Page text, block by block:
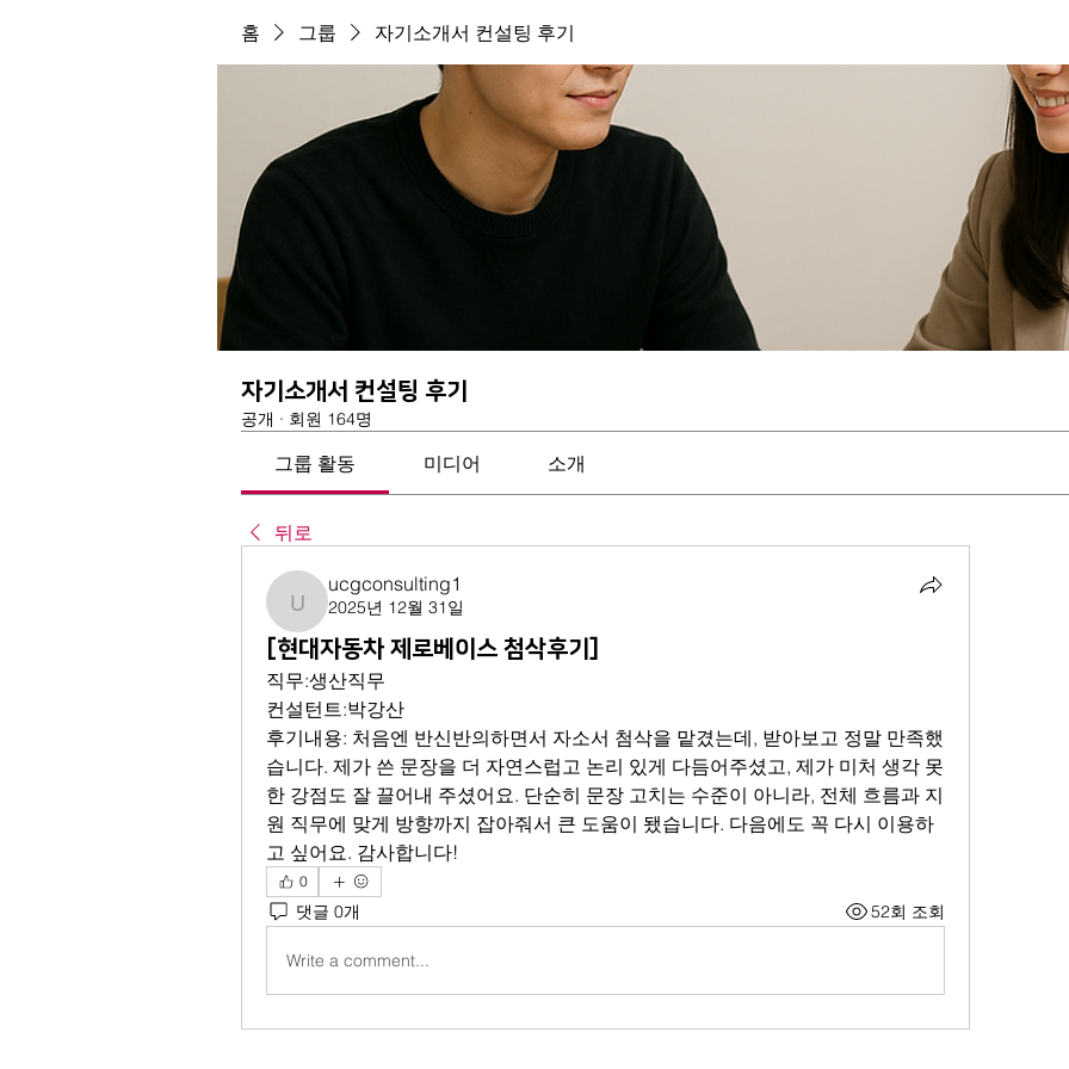
홈 그룹 자기소개서 컨설팅 후기
자기소개서 컨설팅 후기
공개 · 회원 164명
그룹 활동 미디어 소개
뒤로
ucgconsulting1
ucgconsulting1
2025년 12월 31일
[현대자동차 제로베이스 첨삭후기]
직무:생산직무
컨설턴트:박강산
후기내용: 처음엔 반신반의하면서 자소서 첨삭을 맡겼는데, 받아보고 정말 만족했
습니다. 제가 쓴 문장을 더 자연스럽고 논리 있게 다듬어주셨고, 제가 미처 생각 못
한 강점도 잘 끌어내 주셨어요. 단순히 문장 고치는 수준이 아니라, 전체 흐름과 지
원 직무에 맞게 방향까지 잡아줘서 큰 도움이 됐습니다. 다음에도 꼭 다시 이용하
고 싶어요. 감사합니다!
0
댓글 0개 52회 조회
Write a comment...